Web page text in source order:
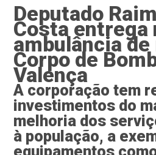
Deputado
Costa entrega
ambulância
Corpo de
Valença
A corporação tem
investimentos do
melhoria dos
à população, a
equipamentos